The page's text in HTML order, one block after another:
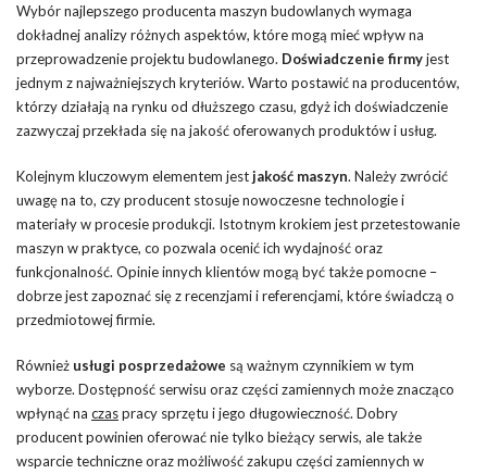
Wybór najlepszego producenta maszyn budowlanych wymaga
dokładnej analizy różnych aspektów, które mogą mieć wpływ na
przeprowadzenie projektu budowlanego. Doświadczenie firmyjest
jednym z najważniejszych kryteriów. Warto postawić na producentów,
którzy działają na rynku od dłuższego czasu, gdyż ich doświadczenie
zazwyczaj przekłada się na jakość oferowanych produktów i usług.
Kolejnym kluczowym elementem jestjakość maszyn. Należy zwrócić
uwagę na to, czy producent stosuje nowoczesne technologie i
materiały w procesie produkcji. Istotnym krokiem jest przetestowanie
maszyn w praktyce, co pozwala ocenić ich wydajność oraz
funkcjonalność. Opinie innych klientów mogą być także pomocne –
dobrze jest zapoznać się z recenzjami i referencjami, które świadczą o
przedmiotowej firmie.
Również usługi posprzedażowe są ważnym czynnikiem w tym
wyborze. Dostępność serwisu oraz części zamiennych może znacząco
wpłynąć na czaspracy sprzętu i jego długowieczność. Dobry
producent powinien oferować nie tylko bieżący serwis, ale także
wsparcie techniczne oraz możliwość zakupu części zamiennych w